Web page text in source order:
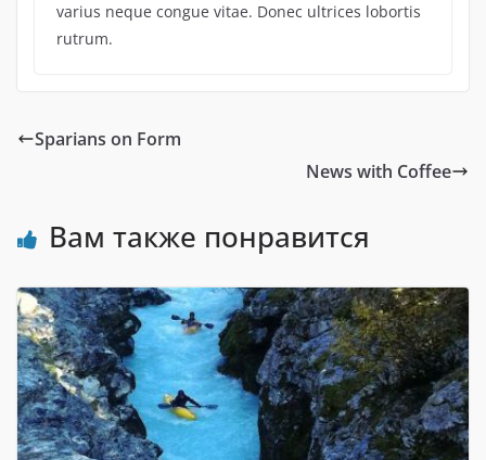
varius neque congue vitae. Donec ultrices lobortis
rutrum.
Sparians on Form
News with Coffee
Вам также понравится